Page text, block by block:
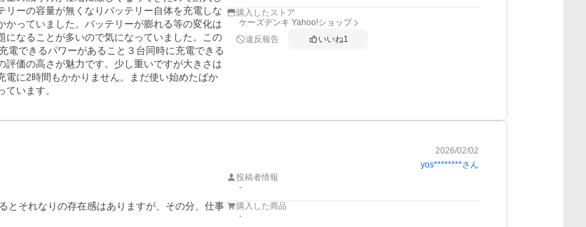
ーの容量が無くなりバッテリー自体を充電しな
っていました。バッテリーが膨れる等の変化は
になることが多いので気になっていました。この
電できるパワーがあること３台同時に充電できる
価の高さが魅力です。少し重いですが大きさは
電に2時間もかかりません。まだ使い始めたばか
います。
購入したストア
ケーズデンキ Yahoo!ショップ
違反報告
いいね1
2026/02/02
yos********さん
とそれなりの存在感はありますが、その分、仕事
投稿者情報
-
購入した商品
-